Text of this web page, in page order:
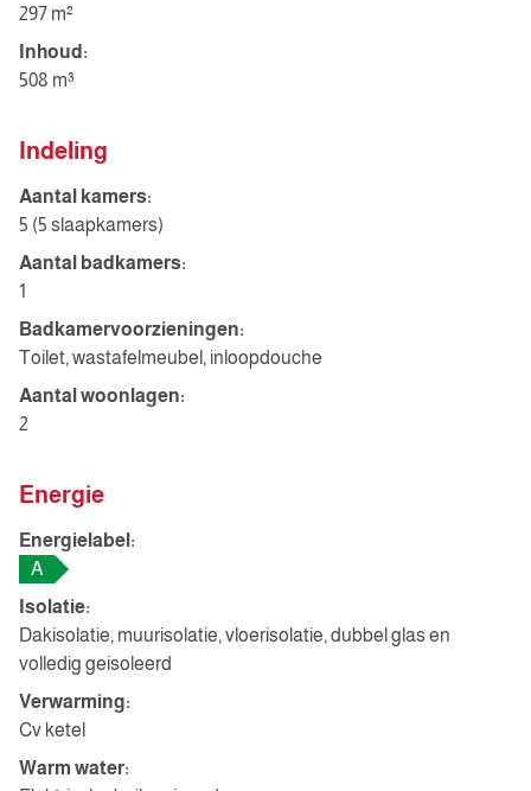
297 m²
Inhoud:
508 m³
Indeling
Aantal kamers:
5 (5 slaapkamers)
Aantal badkamers:
1
Badkamervoorzieningen:
Toilet, wastafelmeubel, inloopdouche
Aantal woonlagen:
2
Energie
Energielabel:
A
Isolatie:
Dakisolatie, muurisolatie, vloerisolatie, dubbel glas en
volledig geisoleerd
Verwarming:
Cv ketel
Warm water: